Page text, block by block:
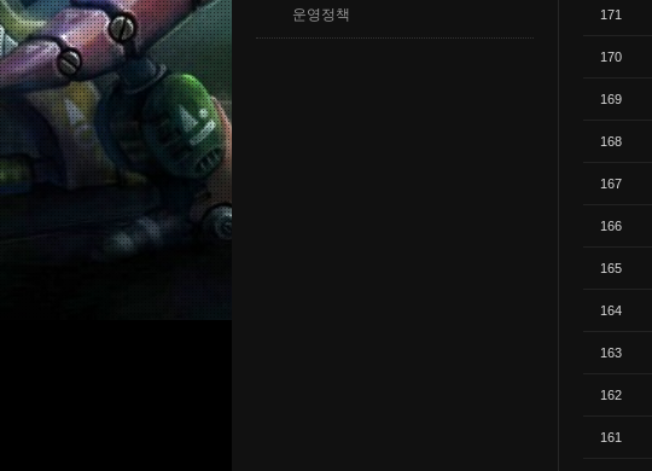
운영정책 171
170
169
168
167
166
165
164
163
162
161